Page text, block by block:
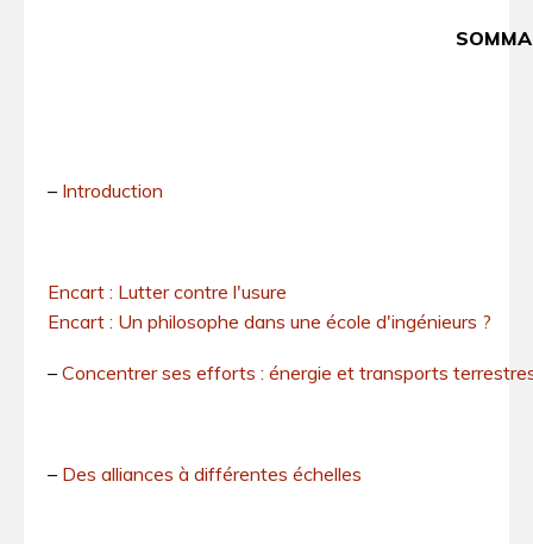
– Introduction
Encart : Lutter contre l'usure
Encart : Un philosophe dans une école d'ingénieurs ?
– Concentrer ses efforts : énergie et transports
– Des alliances à différentes échelles